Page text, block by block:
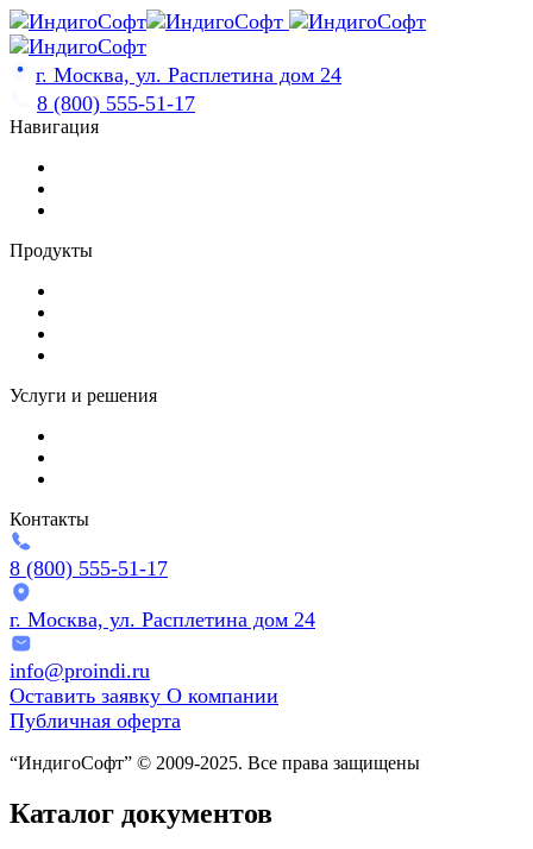
Skip
to
content
г. Москва, ул. Расплетина дом 24
8 (800) 555-51-17
Навигация
Продукты
Услуги и решения
Контакты
8 (800) 555-51-17
г. Москва, ул. Расплетина дом 24
info@proindi.ru
Оставить заявку О компании
Публичная оферта
“ИндигоСофт” © 2009-2025. Все права защищены
Каталог документов